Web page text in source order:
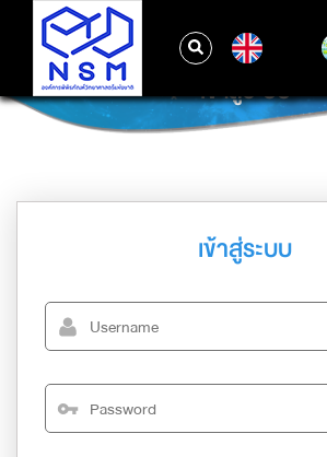
เข้าสู่ระบบ
เข้าสู่ระบบ